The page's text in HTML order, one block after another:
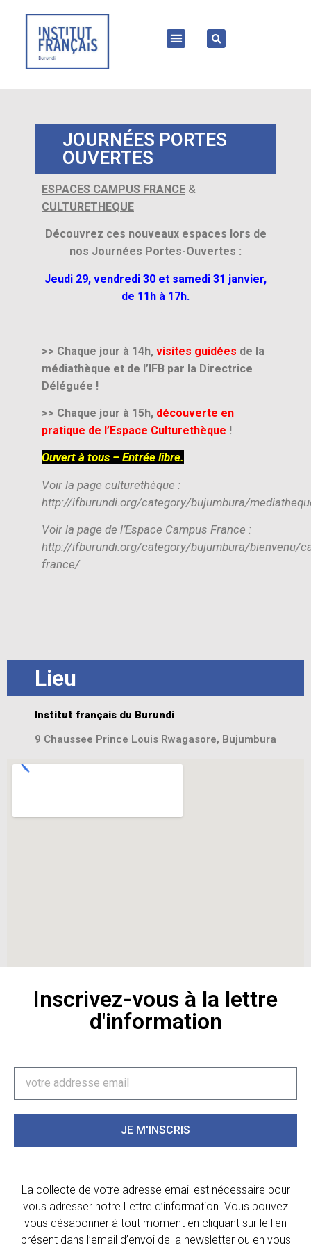
JOURNÉES PORTES
OUVERTES
ESPACES CAMPUS FRANCE &
CULTURETHEQUE
Découvrez ces nouveaux espaces lors de
nos Journées Portes-Ouvertes :
Jeudi 29, vendredi 30 et samedi 31 janvier,
de 11h à 17h.
>> Chaque jour à 14h, visites guidées de la
médiathèque et de l’IFB par la Directrice
Déléguée !
>> Chaque jour à 15h, découverte en
pratique de l’Espace Culturethèque !
Ouvert à tous – Entrée libre.
Voir la page culturethèque :
http://ifburundi.org/category/bujumbura/
Voir la page de l’Espace Campus France :
http://ifburundi.org/category/bujumbura/bienvenu/
france/
Lieu
Institut français du Burundi
9 Chaussee Prince Louis Rwagasore, Bujumbura
Inscrivez-vous à la lettre
d'information
JE M'INSCRIS
La collecte de votre adresse email est nécessaire pour
vous adresser notre Lettre d’information. Vous pouvez
vous désabonner à tout moment en cliquant sur le lien
présent dans l’email d’envoi de la newsletter ou en vous